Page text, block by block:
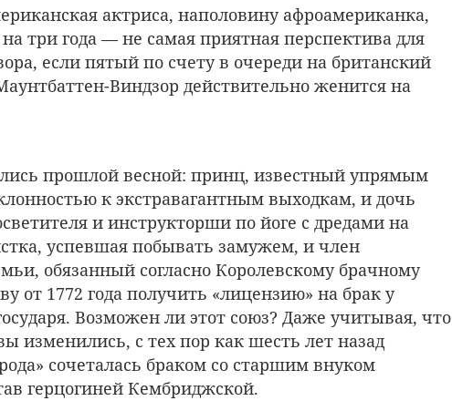
актриса, наполовину афроамериканка,
три года — не самая приятная перспектива для
если пятый по счету в очереди на британский
Виндзор действительно женится на
прошлой весной: принц, известный упрямым
к экстравагантным выходкам, и дочь
и инструкторши по йоге с дредами на
успевшая побывать замужем, и член
обязанный согласно Королевскому брачному
от 1772 года получить «лицензию» на брак у
Возможен ли этот союз? Даже учитывая, что
изменились, с тех пор как шесть лет назад
сочеталась браком со старшим внуком
герцогиней Кембриджской.